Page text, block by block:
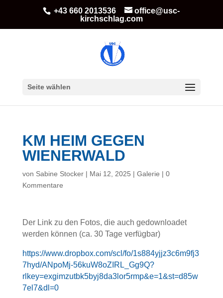
+43 660 2013536
office@usc-
kirchschlag.com
Seite wählen
KM HEIM GEGEN
WIENERWALD
von Sabine Stocker| Mai 12, 2025 | Galerie | 0
Kommentare
Der Link zu den Fotos, die auch gedownloadet
werden können (ca. 30 Tage verfügbar)
https://www.dropbox.com/scl/fo/1s884yjjz3c6m9fj3
7hyd/ANpoMj-56kuW8oZIRL_Gg9Q?
rlkey=exgimzutbk5byj8da3lor5rmp&e=1&st=d85w
7el7&dl=0